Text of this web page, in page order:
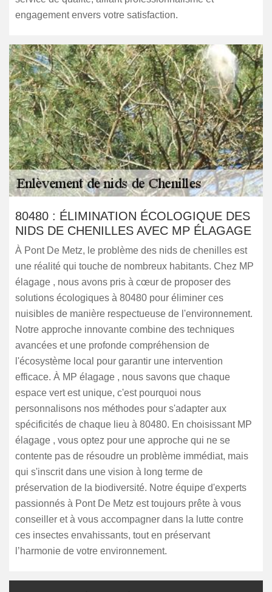
engagement envers votre satisfaction.
80480 : ÉLIMINATION ÉCOLOGIQUE DES
NIDS DE CHENILLES AVEC MP ÉLAGAGE
À Pont De Metz, le problème des nids de chenilles est
une réalité qui touche de nombreux habitants. Chez MP
élagage , nous avons pris à cœur de proposer des
solutions écologiques à 80480 pour éliminer ces
nuisibles de manière respectueuse de l'environnement.
Notre approche innovante combine des techniques
avancées et une profonde compréhension de
l'écosystème local pour garantir une intervention
efficace. À MP élagage , nous savons que chaque
espace vert est unique, c'est pourquoi nous
personnalisons nos méthodes pour s'adapter aux
spécificités de chaque lieu à 80480. En choisissant MP
élagage , vous optez pour une approche qui ne se
contente pas de résoudre un problème immédiat, mais
qui s'inscrit dans une vision à long terme de
préservation de la biodiversité. Notre équipe d'experts
passionnés à Pont De Metz est toujours prête à vous
conseiller et à vous accompagner dans la lutte contre
ces insectes envahissants, tout en préservant
l’harmonie de votre environnement.